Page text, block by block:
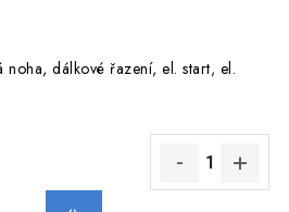
noha, dálkové řazení, el. start, el.